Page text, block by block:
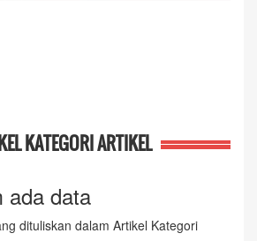
KATEGORI ARTIKEL
ada data
dituliskan dalam Artikel Kategori